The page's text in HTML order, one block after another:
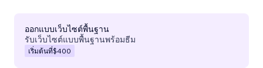
ออกแบบเว็บไซต์พื้นฐาน
รับเว็บไซต์แบบพื้นฐานพร้อมธีม
เริ่มต้นที่$400